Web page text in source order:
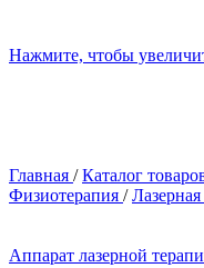
Нажмите, чтобы
Главная / Каталог
Физиотерапия /
Аппарат лазерной